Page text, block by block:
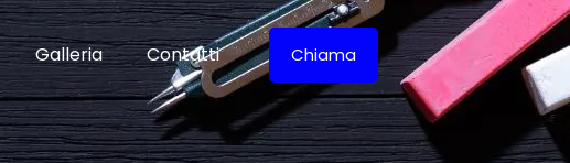
Galleria Contatti Chiama